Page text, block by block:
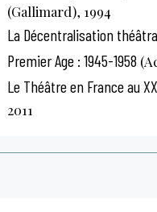
(Gallimard), 1994
La Décentralisation
Premier Age : 1945-1958
Le Théâtre en France au
2011